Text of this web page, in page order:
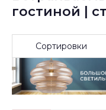
гостиной |
Сортировки